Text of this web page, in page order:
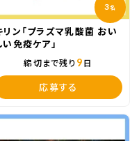
3名
リン「プラズマ乳酸菌 おい
い免疫ケア」
締切まで残り 9 日
応募する